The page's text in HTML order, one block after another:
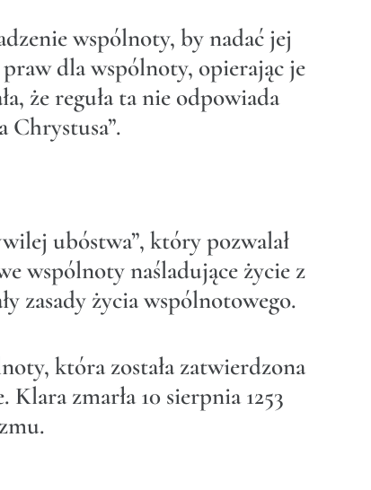
wspólnoty, by nadać jej
dla wspólnoty, opierając je
że reguła ta nie odpowiada
Chrystusa”.
ubóstwa”, który pozwalał
wspólnoty naśladujące życie z
zasady życia wspólnotowego.
która została zatwierdzona
zmarła 10 sierpnia 1253